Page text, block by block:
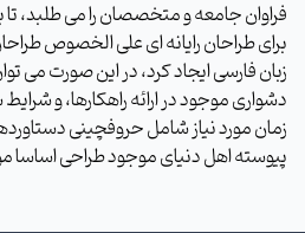
فراوان جامعه و متخصصان را می طلبد، تا
برای طراحان رایانه ای علی الخصوص
زبان فارسی ایجاد کرد، در این صورت می
دشواری موجود در ارائه راهکارها، و
زمان مورد نیاز شامل حروفچینی
پیوسته اهل دنیای موجود طراحی اساسا